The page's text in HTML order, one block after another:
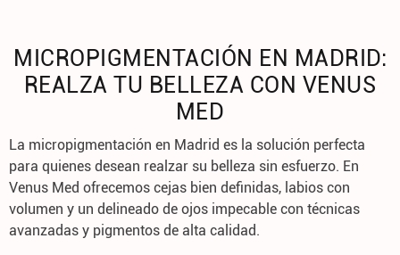
MICROPIGMENTACIÓN EN MADRID:
REALZA TU BELLEZA CON VENUS
MED
La micropigmentación en Madrid es la solución perfecta
para quienes desean realzar su belleza sin esfuerzo. En
Venus Med ofrecemos cejas bien definidas, labios con
volumen y un delineado de ojos impecable con técnicas
avanzadas y pigmentos de alta calidad.